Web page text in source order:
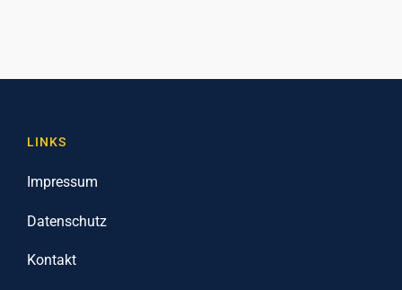
LINKS
Impressum
Datenschutz
Kontakt